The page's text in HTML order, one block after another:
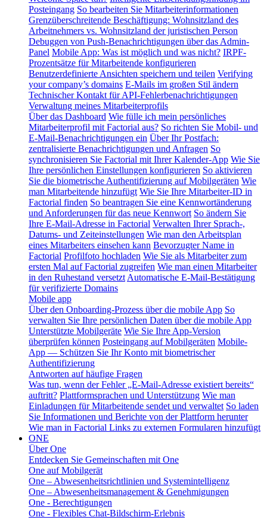
Posteingang So bearbeiten Sie Mitarbeiterinformationen
Grenzüberschreitende Beschäftigung: Wohnsitzland des
Arbeitnehmers vs. Wohnsitzland der juristischen Person
Debuggen von Push-Benachrichtigungen über das Admin-
Panel Mobile App: Was ist möglich und was nicht? IRPF-
Prozentsätze für Mitarbeitende konfigurieren
Benutzerdefinierte Ansichten speichern und teilen Verifying
your company’s domains E-Mails im großen Stil ändern
Technischer Kontakt für API-Fehlerbenachrichtigungen
Verwaltung meines Mitarbeiterprofils
Über das Dashboard Wie fülle ich mein persönliches
Mitarbeiterprofil mit Factorial aus? So richten Sie Mobil- und
E-Mail-Benachrichtigungen ein Über Ihr Postfach:
zentralisierte Benachrichtigungen und Anfragen So
synchronisieren Sie Factorial mit Ihrer Kalender-App Wie Sie
Ihre persönlichen Einstellungen konfigurieren So aktivieren
Sie die biometrische Authentifizierung auf Mobilgeräten Wie
man Mitarbeitende hinzufügt Wie Sie Ihre Mitarbeiter-ID in
Factorial finden So beantragen Sie eine Kennwortänderung
und Anforderungen für das neue Kennwort So ändern Sie
Ihre E-Mail-Adresse in Factorial Verwalten Ihrer Sprach-,
Datums- und Zeiteinstellungen Wie man den Arbeitsplan
eines Mitarbeiters einsehen kann Bevorzugter Name in
Factorial Profilfoto hochladen Wie Sie als Mitarbeiter zum
ersten Mal auf Factorial zugreifen Wie man einen Mitarbeiter
in den Ruhestand versetzt Automatische E-Mail-Bestätigung
für verifizierte Domains
Mobile app
Über den Onboarding-Prozess über die mobile App So
verwalten Sie Ihre persönlichen Daten über die mobile App
Unterstützte Mobilgeräte Wie Sie Ihre App-Version
überprüfen können Posteingang auf Mobilgeräten Mobile-
App — Schützen Sie Ihr Konto mit biometrischer
Authentifizierung
Antworten auf häufige Fragen
Was tun, wenn der Fehler „E-Mail-Adresse existiert bereits“
auftritt? Plattformsprachen und Unterstützung Wie man
Einladungen für Mitarbeitende sendet und verwaltet So laden
Sie Informationen und Berichte von der Plattform herunter
Wie man in Factorial Links zu externen Formularen hinzufügt
ONE
Über One
Entdecken Sie Gemeinschaften mit One
One auf Mobilgerät
One – Abwesenheitsrichtlinien und Systemintelligenz
One – Abwesenheitsmanagement & Genehmigungen
One - Berechtigungen
One - Flexibles Chat-Bildschirm-Erlebnis